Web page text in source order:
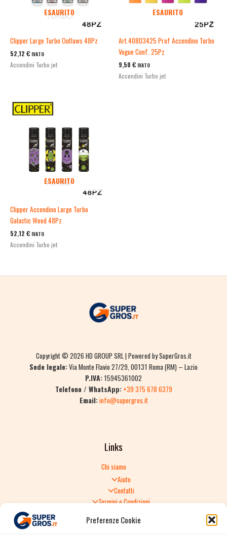
Preferenze Cookie
ESAURITO
Clipper Large Turbo Outlaws 48Pz
52,12 € IVATO
Accendini Turbo jet
ESAURITO
Art.40803425 Prof Accendino Turbo
Vogue Conf. 25Pz
9,50 € IVATO
Accendini Turbo jet
ESAURITO
Clipper Accendino Large Turbo
Galactic Weed 48Pz
52,12 € IVATO
Accendini Turbo jet
Copyright © 2026 HD GROUP SRL | Powered by SuperGros.it
Sede legale:Via Monte Flavio 27/29, 00131 Roma (RM) – Lazio
P.IVA:15945361002
Telefono / WhatsApp: +39 375 678 6379
Email:info@supergros.it
Links
Chi siamo
Aiuto
Contatti
Termini e Condizioni
Politica di Reso